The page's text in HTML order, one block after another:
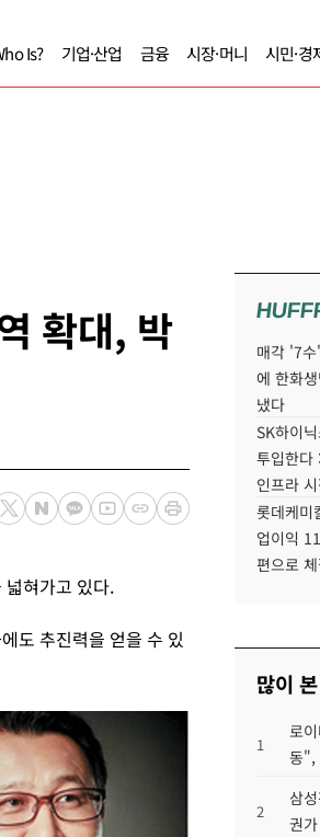
Is? 기업·산업 금융 시장·머니 시민·경
확대, 박
혀가고 있다.
도 추진력을 얻을 수 있
매각 '7
에 한화
냈다
SK하이
투입한다
인프라
롯데케미
업이익
편으로
많이
1
로
동",
2
삼
권